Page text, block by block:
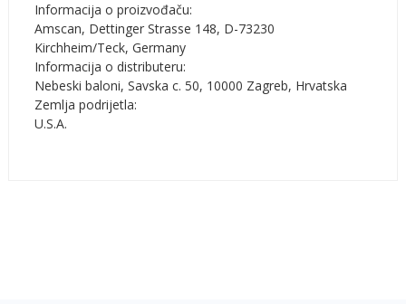
Informacija o proizvođaču:
Amscan, Dettinger Strasse 148, D-73230
Kirchheim/Teck, Germany
Informacija o distributeru:
Nebeski baloni, Savska c. 50, 10000 Zagreb, Hrvatska
Zemlja podrijetla:
U.S.A.